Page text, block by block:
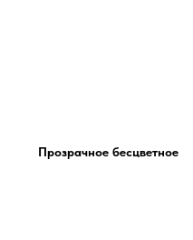
Прозрачное бесцветное